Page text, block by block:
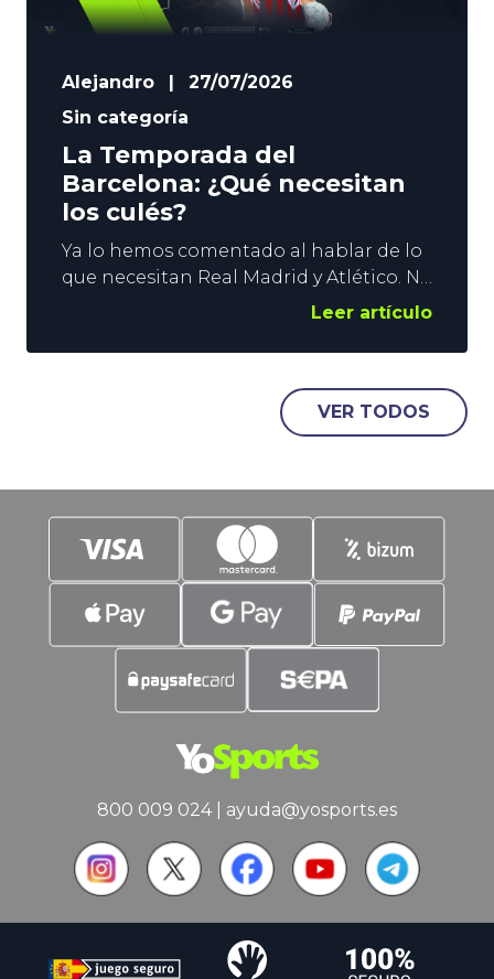
Alejandro
27/07/2026
Sin categoría
La Temporada del
Barcelona: ¿Qué necesitan
los culés?
Ya lo hemos comentado al hablar de lo
que necesitan Real Madrid y Atlético. No
tenemos información privilegiada, pero
necesitar para el nuevo curso. Y lo
mismo ocurre con el vigente campeón.
La temporada del Barcelona va a ser
muy exigente, y en YoSports nos
Leer artículo
VER TODOS
800 009 024| ayuda@yosports.es